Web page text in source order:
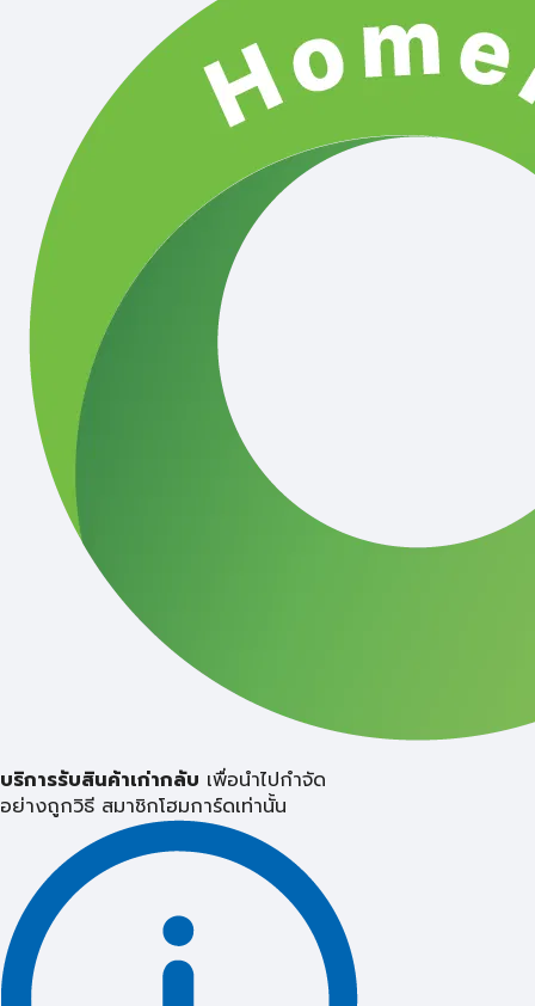
บริการรับสินค้าเก่ากลับ เพื่อนำไปกำจัด
อย่างถูกวิธี สมาชิกโฮมการ์ดเท่านั้น